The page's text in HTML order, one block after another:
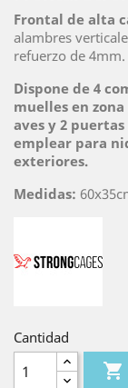
Frontal de alta
alambres
refuerzo de 4mm.
Dispone de 4
muelles en
aves y 2
emplear para
exteriores.
Medidas:
Cantidad
